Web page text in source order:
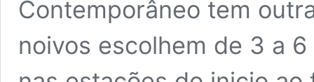
Contemporâneo tem
noivos escolhem de 3 a